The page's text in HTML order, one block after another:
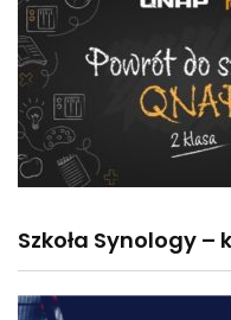
Szkoła Synology